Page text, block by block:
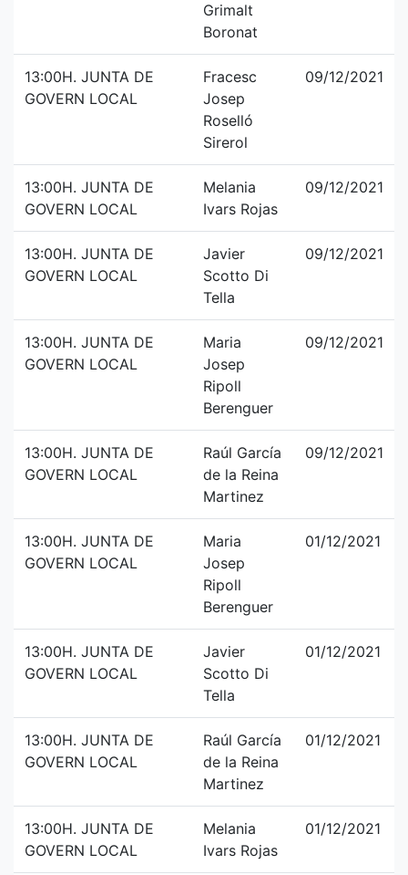
Grimalt
Boronat
13:00H. JUNTA DE
GOVERN LOCAL
Fracesc
Josep
Roselló
Sirerol
09/12/2021
13:00H. JUNTA DE
GOVERN LOCAL
Melania
Ivars Rojas
09/12/2021
13:00H. JUNTA DE
GOVERN LOCAL
Javier
Scotto Di
Tella
09/12/2021
13:00H. JUNTA DE
GOVERN LOCAL
Maria
Josep
Ripoll
Berenguer
09/12/2021
13:00H. JUNTA DE
GOVERN LOCAL
Raúl García
de la Reina
Martinez
09/12/2021
13:00H. JUNTA DE
GOVERN LOCAL
Maria
Josep
Ripoll
Berenguer
01/12/2021
13:00H. JUNTA DE
GOVERN LOCAL
Javier
Scotto Di
Tella
01/12/2021
13:00H. JUNTA DE
GOVERN LOCAL
Raúl García
de la Reina
Martinez
01/12/2021
13:00H. JUNTA DE
GOVERN LOCAL
Melania
Ivars Rojas
01/12/2021